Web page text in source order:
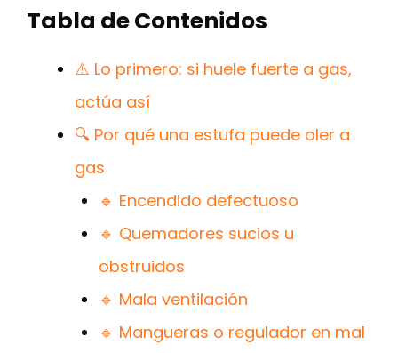
Tabla de Contenidos
⚠️ Lo primero: si huele fuerte a gas,
actúa así
🔍 Por qué una estufa puede oler a
gas
🔹 Encendido defectuoso
🔹 Quemadores sucios u
obstruidos
🔹 Mala ventilación
🔹 Mangueras o regulador en mal